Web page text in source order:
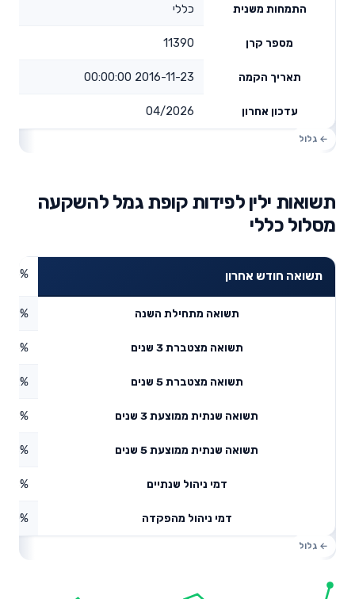
התמחות משנית כללי
מספר קרן 11390
תאריך הקמה 2016-11-23 00:00:00
עדכון אחרון 04/2026
תשואות ילין לפידות קופת גמל להשקעה
מסלול כללי
תשואה חודש אחרון
תשואה מתחילת השנה
תשואה מצטברת 3 שנים
תשואה מצטברת 5 שנים
תשואה שנתית ממוצעת 3 שנים
תשואה שנתית ממוצעת 5 שנים
דמי ניהול שנתיים
דמי ניהול מהפקדה 0%